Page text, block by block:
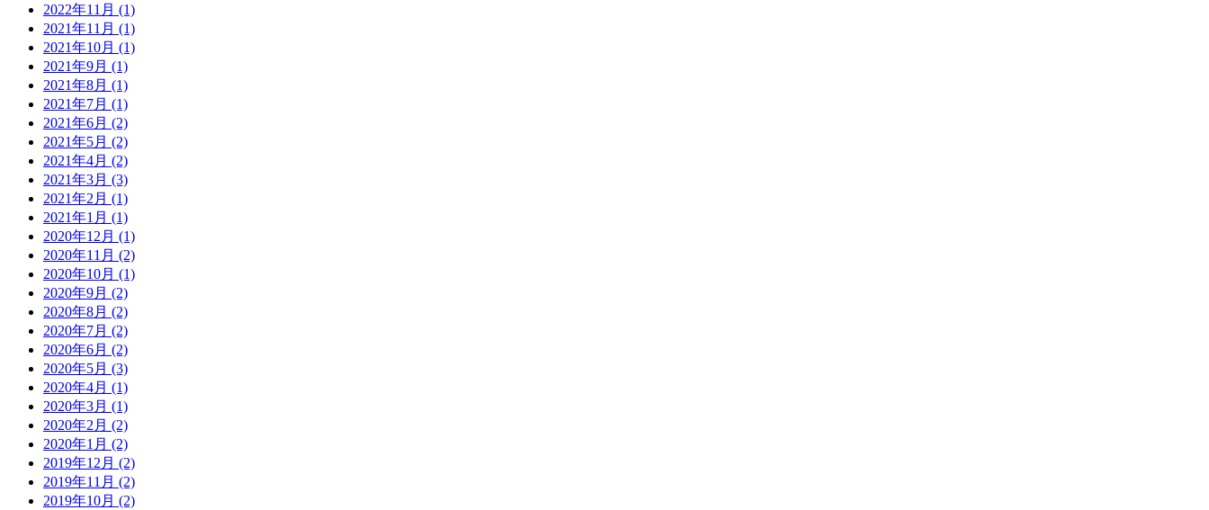
2022年11月 (1)
2021年11月 (1)
2021年10月 (1)
2021年9月 (1)
2021年8月 (1)
2021年7月 (1)
2021年6月 (2)
2021年5月 (2)
2021年4月 (2)
2021年3月 (3)
2021年2月 (1)
2021年1月 (1)
2020年12月 (1)
2020年11月 (2)
2020年10月 (1)
2020年9月 (2)
2020年8月 (2)
2020年7月 (2)
2020年6月 (2)
2020年5月 (3)
2020年4月 (1)
2020年3月 (1)
2020年2月 (2)
2020年1月 (2)
2019年12月 (2)
2019年11月 (2)
2019年10月 (2)